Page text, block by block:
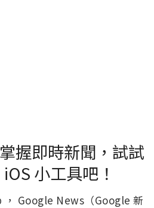
握即時新聞，試試
小工具吧！
， Google News（Google 新